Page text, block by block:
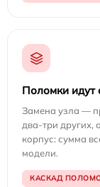
Поломки идут
Замена узла —
два-три других,
корпус: сумма
модели.
КАСКАД